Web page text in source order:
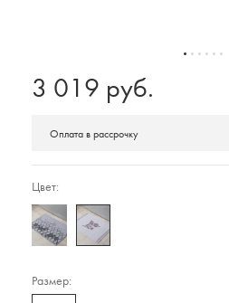
3 019 руб.
Оплата в рассрочку
Цвет:
Размер: